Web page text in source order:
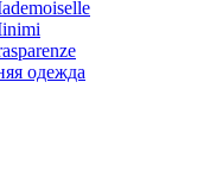
одежда